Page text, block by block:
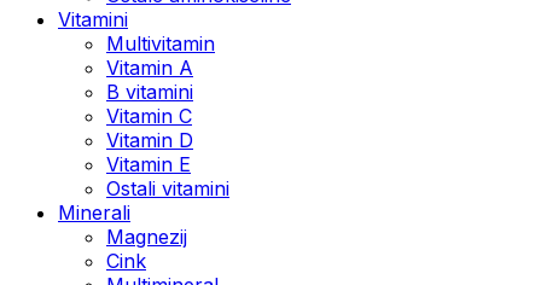
Vitamini
Multivitamin
Vitamin A
B vitamini
Vitamin C
Vitamin D
Vitamin E
Ostali vitamini
Minerali
Magnezij
Cink